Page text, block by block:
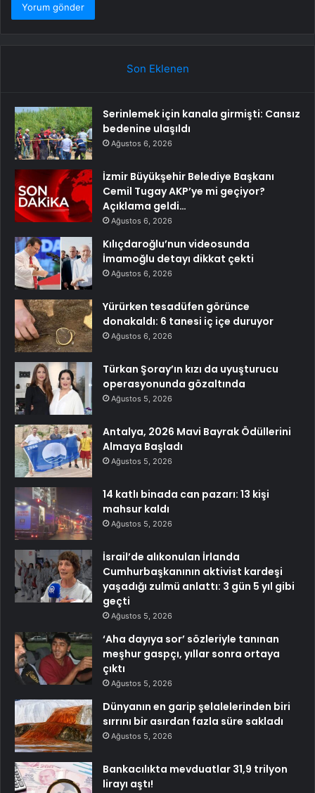
Son Eklenen
Serinlemek için kanala girmişti: Cansız
bedenine ulaşıldı
Ağustos 6, 2026
İzmir Büyükşehir Belediye Başkanı
Cemil Tugay AKP’ye mi geçiyor?
Açıklama geldi…
Ağustos 6, 2026
Kılıçdaroğlu’nun videosunda
İmamoğlu detayı dikkat çekti
Ağustos 6, 2026
Yürürken tesadüfen görünce
donakaldı: 6 tanesi iç içe duruyor
Ağustos 6, 2026
Türkan Şoray’ın kızı da uyuşturucu
operasyonunda gözaltında
Ağustos 5, 2026
Antalya, 2026 Mavi Bayrak Ödüllerini
Almaya Başladı
Ağustos 5, 2026
14 katlı binada can pazarı: 13 kişi
mahsur kaldı
Ağustos 5, 2026
İsrail’de alıkonulan İrlanda
Cumhurbaşkanının aktivist kardeşi
yaşadığı zulmü anlattı: 3 gün 5 yıl gibi
geçti
Ağustos 5, 2026
‘Aha dayıya sor’ sözleriyle tanınan
meşhur gaspçı, yıllar sonra ortaya
çıktı
Ağustos 5, 2026
Dünyanın en garip şelalelerinden biri
sırrını bir asırdan fazla süre sakladı
Ağustos 5, 2026
Bankacılıkta mevduatlar 31,9 trilyon
lirayı aştı!